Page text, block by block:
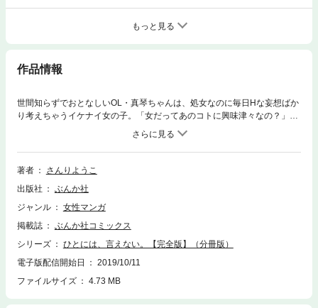
もっと見る
作品情報
世間知らずでおとなしいOL・真琴ちゃんは、処女なのに毎日Hな妄想ばか
り考えちゃうイケナイ女の子。「女だってあのコトに興味津々なの？」と
女の本音を告白する真琴ちゃんの「ひとには、言えない。」セキララ生
著者
さんりようこ
出版社
ぶんか社
ジャンル
女性マンガ
掲載誌
ぶんか社コミックス
シリーズ
ひとには、言えない。【完全版】（分冊版）
電子版配信開始日
2019/10/11
ファイルサイズ
4.73 MB